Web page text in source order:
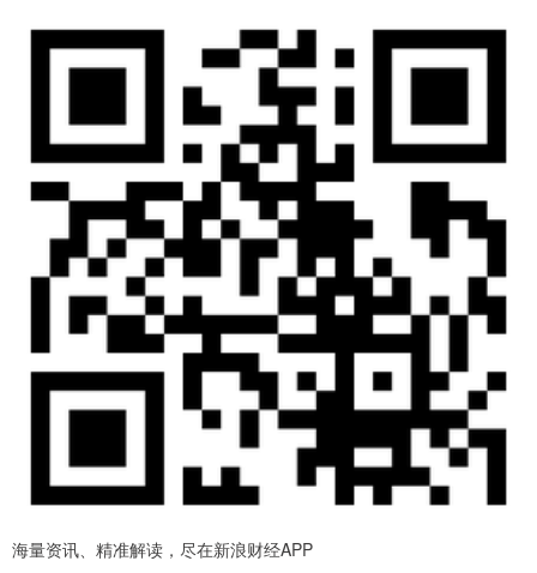
海量资讯、精准解读，尽在新浪财经APP